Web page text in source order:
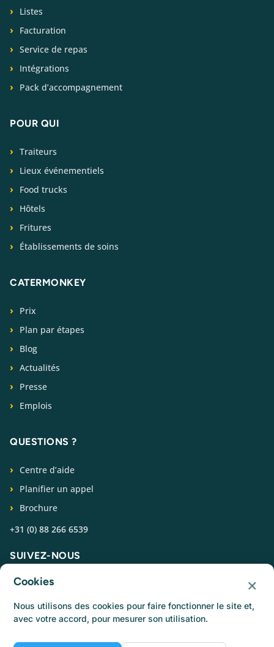
Listes
Facturation
Service de repas
Intégrations
Pack d’accompagnement
POUR QUI
Traiteurs
Lieux événementiels
Food trucks
Hôtels
Fritures
Établissements de soins
CATERMONKEY
Prix
Plan par étapes
Blog
Actualités
Presse
Emplois
QUESTIONS ?
Centre d’aide
Planifier un appel
Brochure
+31 (0) 88 266 6539
SUIVEZ-NOUS
Cookies ×
Nous utilisons des cookies pour faire fonctionner le site et,
avec votre accord, pour mesurer son utilisation.